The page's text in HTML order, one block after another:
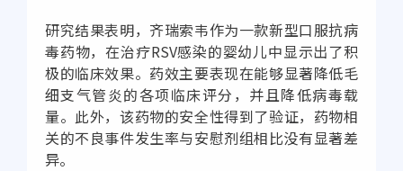
研究结果表明，齐瑞索韦作为一款新型口服抗病
毒药物，在治疗RSV感染的婴幼儿中显示出了积
极的临床效果。药效主要表现在能够显著降低毛
细支气管炎的各项临床评分，并且降低病毒载
量。此外，该药物的安全性得到了验证，药物相
关的不良事件发生率与安慰剂组相比没有显著差
异。